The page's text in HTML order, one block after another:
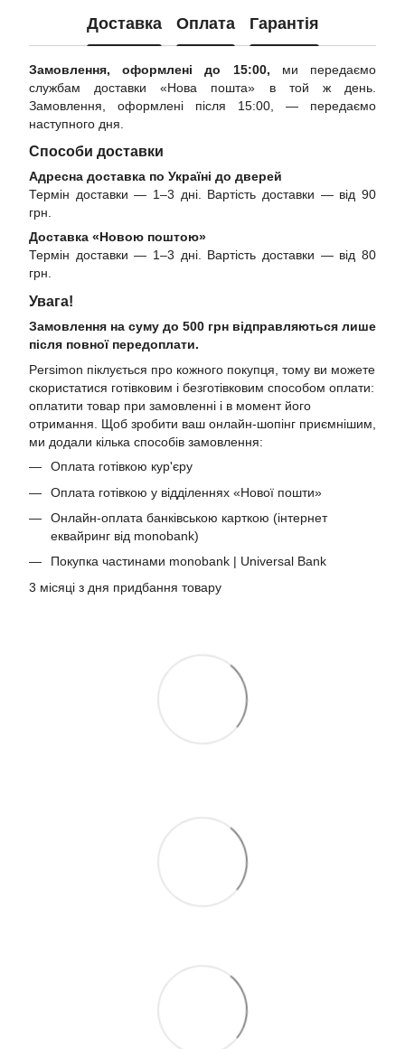
Доставка Оплата Гарантія
Замовлення, оформлені до 15:00, ми передаємо
службам доставки «Нова пошта» в той ж день.
Замовлення, оформлені після 15:00, — передаємо
наступного дня.
Способи доставки
Адресна доставка по Україні до дверей
Термін доставки — 1–3 дні. Вартість доставки — від 90
грн.
Доставка «Новою поштою»
Термін доставки — 1–3 дні. Вартість доставки — від 80
грн.
Увага!
Замовлення на суму до 500 грн відправляються лише
після повної передоплати.
Persimon піклується про кожного покупця, тому ви можете
скористатися готівковим і безготівковим способом оплати:
оплатити товар при замовленні і в момент його
отримання. Щоб зробити ваш онлайн-шопінг приємнішим,
ми додали кілька способів замовлення:
Оплата готівкою кур'єру
Оплата готівкою у відділеннях «Нової пошти»
Онлайн-оплата банківською карткою (інтернет
еквайринг від monobank)
Покупка частинами monobank | Universal Bank
3 місяці з дня придбання товару